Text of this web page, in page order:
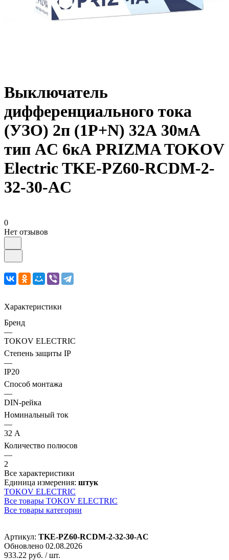
Выключатель
дифференциального тока
(УЗО) 2п (1P+N) 32А 30мА
тип AC 6кА PRIZMA TOKOV
Electric TKE-PZ60-RCDM-2-
32-30-AC
0
Нет отзывов
Характеристики
Бренд
—
TOKOV ELECTRIC
Степень защиты IP
—
IP20
Способ монтажа
—
DIN-рейка
Номинальный ток
—
32 А
Количество полюсов
—
2
Все характеристики
Единица измерения: штук
TOKOV ELECTRIC
Все товары TOKOV ELECTRIC
Все товары категории
Артикул: TKE-PZ60-RCDM-2-32-30-AC
Обновлено 02.08.2026
933.22 руб. / шт.